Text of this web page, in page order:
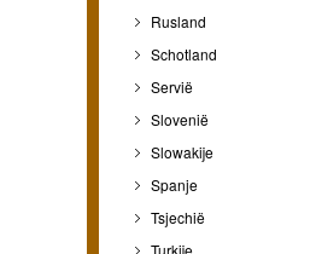
Rusland
Schotland
Servië
Slovenië
Slowakije
Spanje
Tsjechië
Turkije